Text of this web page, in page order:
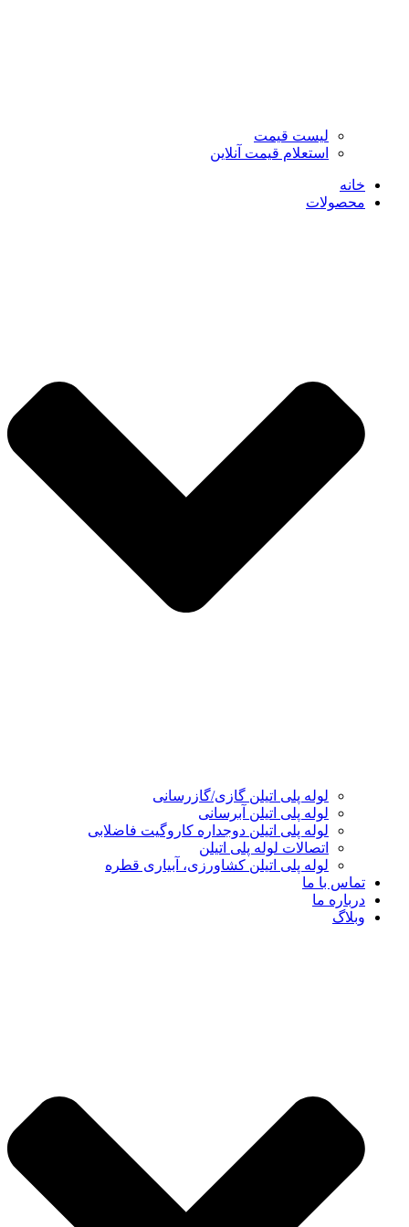
لیست قیمت
استعلام قیمت آنلاین
خانه
محصولات
لوله پلی اتیلن گازی/گازرسانی
لوله پلی اتیلن آبرسانی
لوله پلی اتیلن دوجداره کاروگیت فاضلابی
اتصالات لوله پلی اتیلن
لوله پلی اتیلن کشاورزی، آبیاری قطره
تماس با ما
درباره ما
وبلاگ